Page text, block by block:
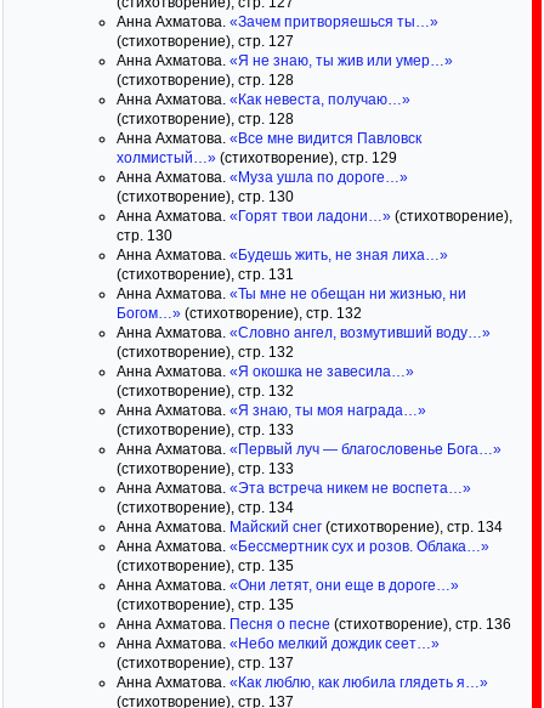
Анна Ахматова. «Зачем притворяешься ты…»
(стихотворение), стр. 127
Анна Ахматова. «Я не знаю, ты жив или умер…»
(стихотворение), стр. 128
Анна Ахматова. «Как невеста, получаю…»
(стихотворение), стр. 128
Анна Ахматова. «Все мне видится Павловск
холмистый…» (стихотворение), стр. 129
Анна Ахматова. «Муза ушла по дороге…»
(стихотворение), стр. 130
Анна Ахматова. «Горят твои ладони…» (стихотворение),
стр. 130
Анна Ахматова. «Будешь жить, не зная лиха…»
(стихотворение), стр. 131
Анна Ахматова. «Ты мне не обещан ни жизнью, ни
Богом…» (стихотворение), стр. 132
Анна Ахматова. «Словно ангел, возмутивший воду…»
(стихотворение), стр. 132
Анна Ахматова. «Я окошка не завесила…»
(стихотворение), стр. 132
Анна Ахматова. «Я знаю, ты моя награда…»
(стихотворение), стр. 133
Анна Ахматова. «Первый луч — благословенье Бога…»
(стихотворение), стр. 133
Анна Ахматова. «Эта встреча никем не воспета…»
(стихотворение), стр. 134
Анна Ахматова. Майский снег (стихотворение), стр. 134
Анна Ахматова. «Бессмертник сух и розов. Облака…»
(стихотворение), стр. 135
Анна Ахматова. «Они летят, они еще в дороге…»
(стихотворение), стр. 135
Анна Ахматова. Песня о песне (стихотворение), стр. 136
Анна Ахматова. «Небо мелкий дождик сеет…»
(стихотворение), стр. 137
Анна Ахматова. «Как люблю, как любила глядеть я…»
(стихотворение), стр. 137